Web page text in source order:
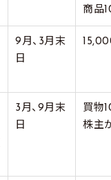
商品
9月、3月末
日
3月、9月末
日
買物
株主